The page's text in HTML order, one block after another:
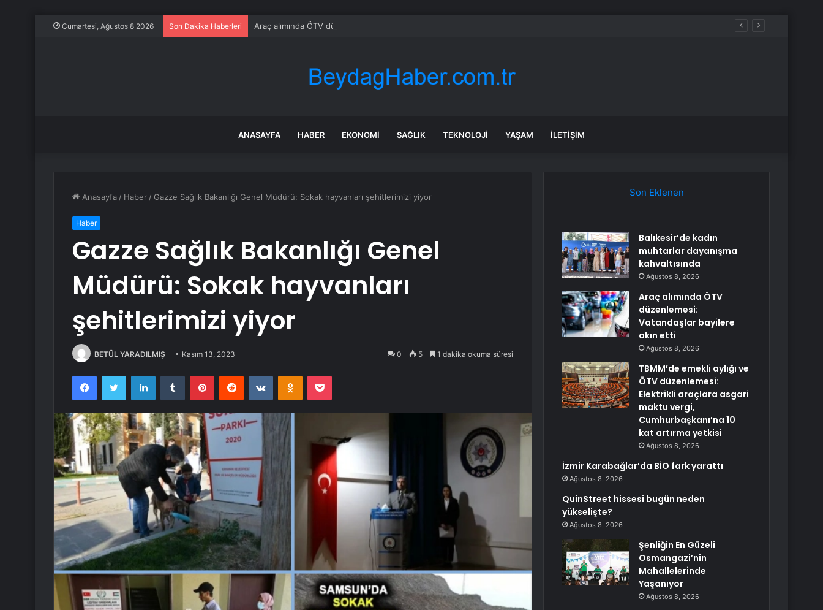
Cumartesi, Ağustos 8 2026 Son Dakika Haberleri Araç alımında ÖTV düzenlemesi: Vatandaşlar bayilere akın etti
ANASAYFA HABER EKONOMI SAĞLIK TEKNOLOJI YAŞAM İLETIŞIM
Anasayfa / Haber / Gazze Sağlık Bakanlığı Genel Müdürü: Sokak hayvanları şehitlerimizi yiyor
Haber
Gazze Sağlık Bakanlığı Genel
Müdürü: Sokak hayvanları
şehitlerimizi yiyor
BETÜL YARADILMIŞ Kasım 13, 2023 0 5 1 dakika okuma süresi
FacebookTwitter LinkedInTumblr PinterestReddit VKontakteOdnoklassniki
Pocket
Son Eklenen
Balıkesir’de kadın
muhtarlar dayanışma
kahvaltısında
Ağustos 8, 2026
Araç alımında ÖTV
düzenlemesi:
Vatandaşlar bayilere
akın etti
Ağustos 8, 2026
TBMM’de emekli aylığı ve
ÖTV düzenlemesi:
Elektrikli araçlara asgari
maktu vergi,
Cumhurbaşkanı’na 10
kat artırma yetkisi
Ağustos 8, 2026
İzmir Karabağlar’da BİO fark yarattı
Ağustos 8, 2026
QuinStreet hissesi bugün neden
yükselişte?
Ağustos 8, 2026
Şenliğin En Güzeli
Osmangazi’nin
Mahallelerinde
Yaşanıyor
Ağustos 8, 2026